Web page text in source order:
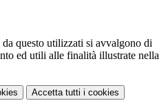
questo utilizzati si avvalgono di
ed utili alle finalità illustrate nella
Accetta tutti i cookies